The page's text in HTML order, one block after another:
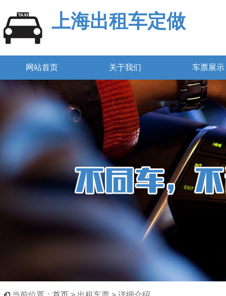
上海出租车定做
网站首页 关于我们 车票展示